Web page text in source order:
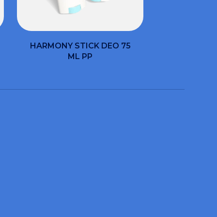
HARMONY STICK DEO 75
ML PP